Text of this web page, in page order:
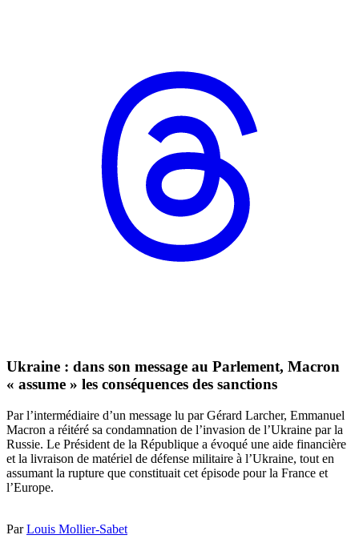
Ukraine : dans son message au Parlement, Macron
« assume » les conséquences des sanctions
Par l’intermédiaire d’un message lu par Gérard Larcher, Emmanuel
Macron a réitéré sa condamnation de l’invasion de l’Ukraine par la
Russie. Le Président de la République a évoqué une aide financière
et la livraison de matériel de défense militaire à l’Ukraine, tout en
assumant la rupture que constituait cet épisode pour la France et
l’Europe.
ParLouis Mollier-Sabet